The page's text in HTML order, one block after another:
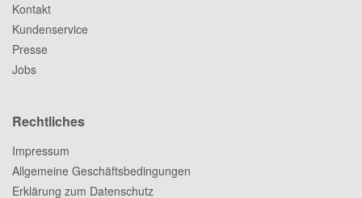
Kontakt
Kundenservice
Presse
Jobs
Rechtliches
Impressum
Allgemeine Geschäftsbedingungen
Erklärung zum Datenschutz